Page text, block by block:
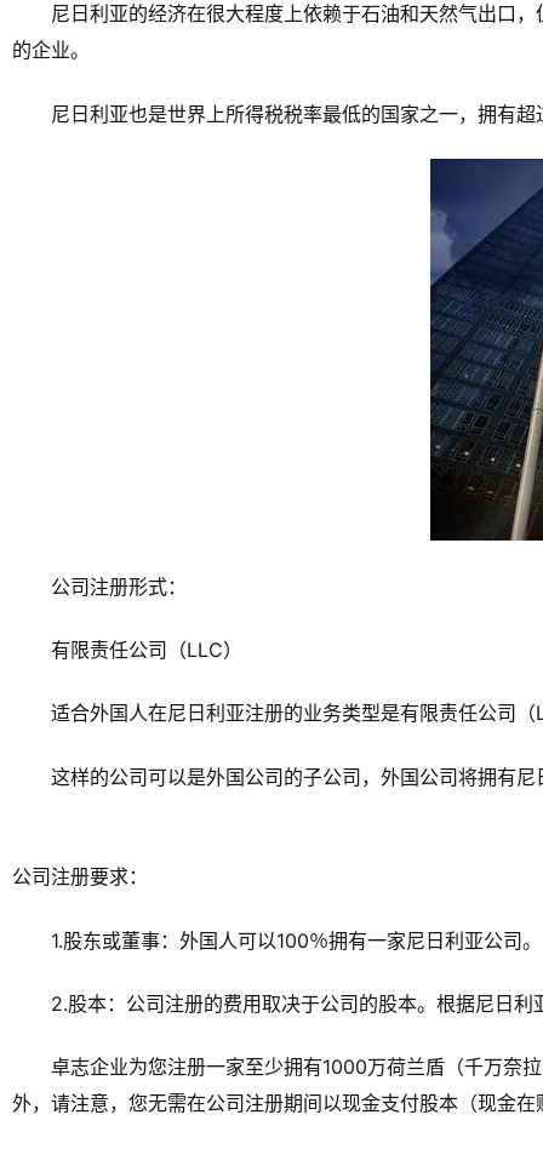
尼日利亚的经济在很大程度上依赖于石油和天然气出口
的企业。
尼日利亚也是世界上所得税税率最低的国家之一，拥有
公司注册形式：
有限责任公司（LLC）
适合外国人在尼日利亚注册的业务类型是有限责任公司（
这样的公司可以是外国公司的子公司，外国公司将拥有
公司注册要求：
1.股东或董事：外国人可以100％拥有一家尼日利亚公司
2.股本：公司注册的费用取决于公司的股本。根据尼日
卓志企业为您注册一家至少拥有1000万荷兰盾（千万奈
外，请注意，您无需在公司注册期间以现金支付股本（现金